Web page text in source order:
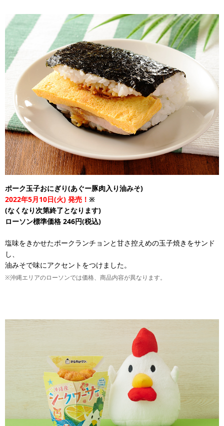
ポーク玉子おにぎり(あぐー豚肉入り油みそ)
2022年5月10日(火) 発売！ ※
(なくなり次第終了となります)
ローソン標準価格 246円(税込)
塩味をきかせたポークランチョンと甘さ控えめの玉子焼きをサンド
し、
油みそで味にアクセントをつけました。
※沖縄エリアのローソンでは価格、商品内容が異なります。